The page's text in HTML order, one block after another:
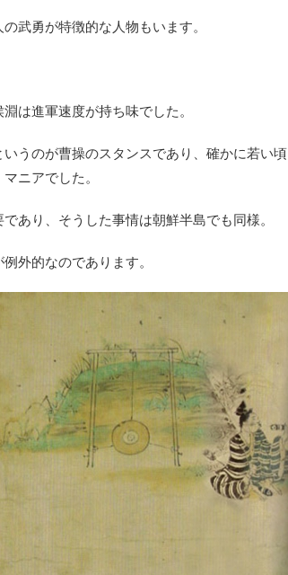
武勇が特徴的な人物もいます。
は進軍速度が持ち味でした。
うのが曹操のスタンスであり、確かに若い頃
マニアでした。
あり、そうした事情は朝鮮半島でも同様。
外的なのであります。